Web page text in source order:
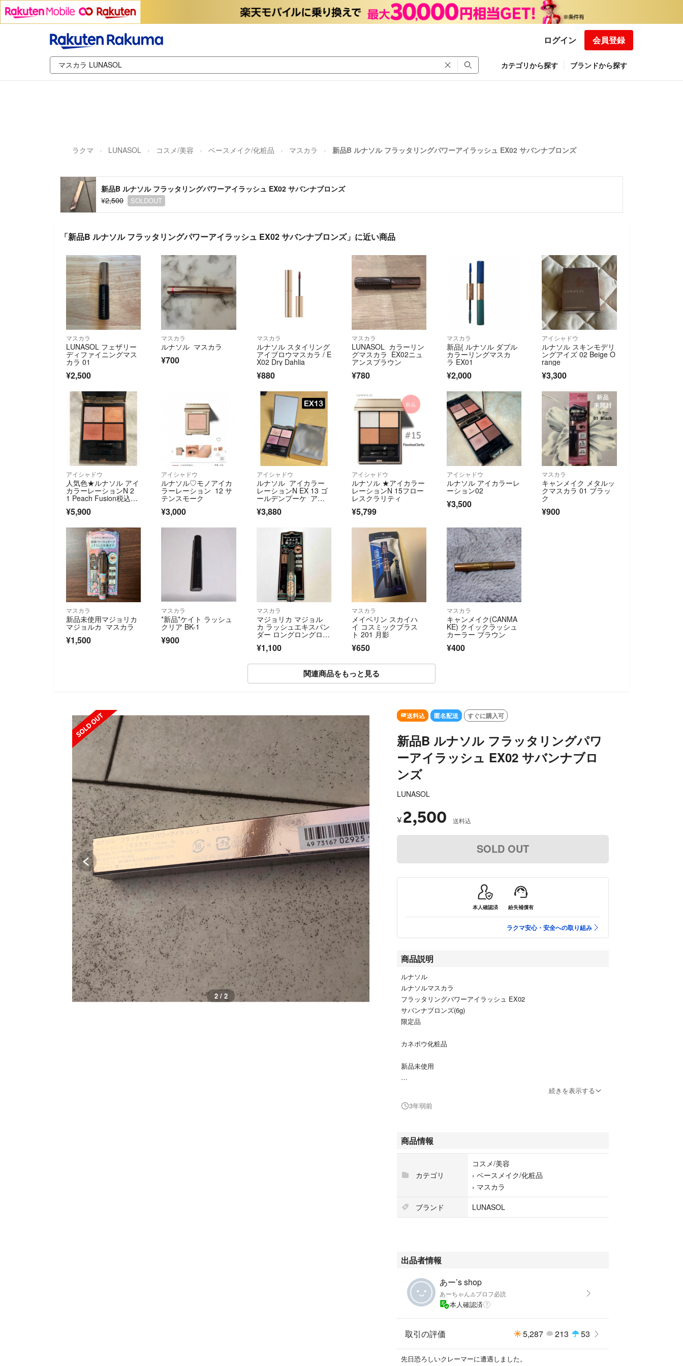
ログイン 会員登録
カテゴリから探す ブランドから探す
ラクマ LUNASOL コスメ/美容 ベースメイク/化粧品 マスカラ 新品B ルナソル フラッタリングパワーアイラッシュ EX02 サバンナブロンズ
新品B ルナソル フラッタリングパワーアイラッシュ EX02 サバンナブロンズ
¥2,500
SOLDOUT
「新品B ルナソル フラッタリングパワーアイラッシュ EX02 サバンナブロンズ」に近い商品
マスカラ
LUNASOL フェザリー
ディファイニングマス
カラ 01
¥2,500
マスカラ
ルナソル マスカラ
¥700
マスカラ
ルナソル スタイリング
アイブロウマスカラ / E
X02 Dry Dahlia
¥880
マスカラ
LUNASOL カラーリン
グマスカラ EX02ニュ
アンスブラウン
¥780
マスカラ
新品{ ルナソル ダブル
カラーリングマスカ
ラ EX01
¥2,000
アイシャドウ
ルナソル スキンモデリ
ングアイズ 02 Beige O
range
¥3,300
アイシャドウ
人気色★ルナソル アイ
カラーレーションN 2
1 Peach Fusion税込77
¥5,900
アイシャドウ
ルナソル♡モノアイカ
ラーレーション 12 サ
テンスモーク
¥3,000
アイシャドウ
ルナソル アイカラー
レーションN EX 13 ゴ
ールデンプーケ アイ
¥3,880
アイシャドウ
ルナソル ★アイカラー
レーションN 15フロー
レスクラリティ
¥5,799
アイシャドウ
ルナソル アイカラーレ
ーション02
¥3,500
マスカラ
キャンメイク メタルッ
クマスカラ 01 ブラッ
ク
¥900
マスカラ
新品未使用マジョリカ
マジョルカ マスカラ
¥1,500
マスカラ
*新品*ケイト ラッシュ
クリア BK-1
¥900
マスカラ
マジョリカ マジョル
カ ラッシュエキスパン
ダー ロングロングロン
きりディファインブラ
¥1,100
マスカラ
メイベリン スカイハ
イ コスミックブラス
ト 201 月影
¥650
マスカラ
キャンメイク(CANMA
KE) クイックラッシュ
カーラー ブラウン
¥400
関連商品をもっと見る
SOLD OUT SOLD OUT
1 / 2
送料込 匿名配送 すぐに購入可
新品B ルナソル フラッタリングパワ
ーアイラッシュ EX02 サバンナブロ
ンズ
LUNASOL
¥ 2,500 送料込
SOLD OUT
本人確認済 紛失補償有
ラクマ安心・安全への取り組み
商品説明
ルナソル
ルナソルマスカラ
フラッタリングパワーアイラッシュ EX02
サバンナブロンズ(6g)
限定品
カネボウ化粧品
新品未使用
#ベースメイク/化粧品
#ルナソル限定品
#2022
続きを表示する
3年弱前
商品情報
カテゴリ
コスメ/美容
› ベースメイク/化粧品
› マスカラ
ブランド
LUNASOL
出品者情報
あー’s shop
あーちゃん⚠️プロフ必読
本人確認済
取引の評価 5,287 213 53
先日恐ろしいクレーマーに遭遇しました。